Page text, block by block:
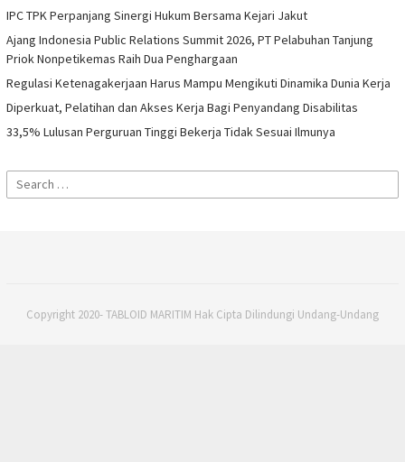
IPC TPK Perpanjang Sinergi Hukum Bersama Kejari Jakut
Ajang Indonesia Public Relations Summit 2026, PT Pelabuhan Tanjung
Priok Nonpetikemas Raih Dua Penghargaan
Regulasi Ketenagakerjaan Harus Mampu Mengikuti Dinamika Dunia Kerja
Diperkuat, Pelatihan dan Akses Kerja Bagi Penyandang Disabilitas
33,5% Lulusan Perguruan Tinggi Bekerja Tidak Sesuai Ilmunya
Search
for:
Copyright 2020- TABLOID MARITIM Hak Cipta Dilindungi Undang-Undang